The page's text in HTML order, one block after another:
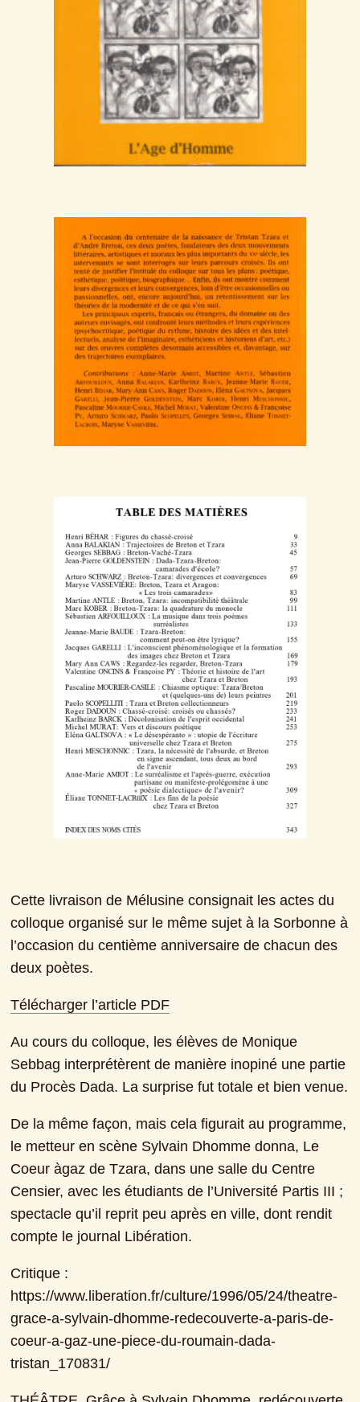
Cette livraison de Mélusine consignait les actes du
colloque organisé sur le même sujet à la Sorbonne à
l’occasion du centième anniversaire de chacun des
deux poètes.
Télécharger l’article PDF
Au cours du colloque, les élèves de Monique
Sebbag interprétèrent de manière inopiné une partie
du Procès Dada. La surprise fut totale et bien venue.
De la même façon, mais cela figurait au programme,
le metteur en scène Sylvain Dhomme donna, Le
Coeur àgaz de Tzara, dans une salle du Centre
Censier, avec les étudiants de l’Université Partis III ;
spectacle qu’il reprit peu après en ville, dont rendit
compte le journal Libération.
Critique :
https://www.liberation.fr/culture/1996/05/24/theatre-
grace-a-sylvain-dhomme-redecouverte-a-paris-de-
coeur-a-gaz-une-piece-du-roumain-dada-
tristan_170831/